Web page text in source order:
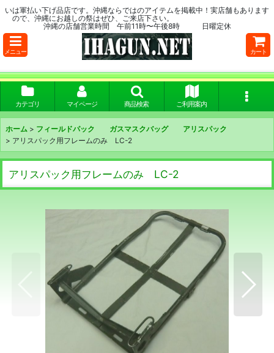
いは軍払い下げ品店です。沖縄ならではのアイテムを掲載中！実店舗もあります
ので、沖縄にお越しの祭はぜひ、ご来店下さい。
沖縄の店舗営業時間 午前11時〜午後8時 日曜定休
メニュー カート
カテゴリ マイページ 商品検索 ご利用案内
ホーム > フィールドパック ガスマスクバッグ アリスパック
> アリスパック用フレームのみ LC-2
アリスパック用フレームのみ LC-2